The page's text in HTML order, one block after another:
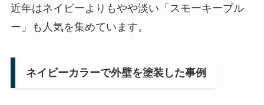
近年はネイビーよりもやや淡い「スモーキーブル
ー」も人気を集めています。
ネイビーカラーで外壁を塗装した事例